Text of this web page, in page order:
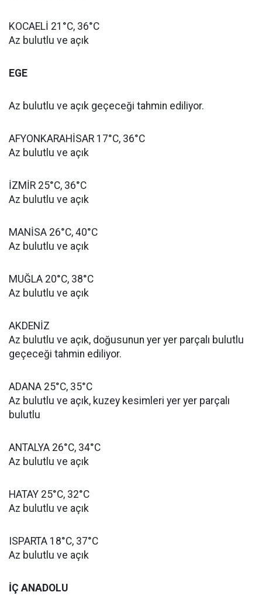
KOCAELİ 21°C, 36°C
Az bulutlu ve açık
EGE
Az bulutlu ve açık geçeceği tahmin ediliyor.
AFYONKARAHİSAR 17°C, 36°C
Az bulutlu ve açık
İZMİR 25°C, 36°C
Az bulutlu ve açık
MANİSA 26°C, 40°C
Az bulutlu ve açık
MUĞLA 20°C, 38°C
Az bulutlu ve açık
AKDENİZ
Az bulutlu ve açık, doğusunun yer yer parçalı bulutlu
geçeceği tahmin ediliyor.
ADANA 25°C, 35°C
Az bulutlu ve açık, kuzey kesimleri yer yer parçalı
bulutlu
ANTALYA 26°C, 34°C
Az bulutlu ve açık
HATAY 25°C, 32°C
Az bulutlu ve açık
ISPARTA 18°C, 37°C
Az bulutlu ve açık
İÇ ANADOLU